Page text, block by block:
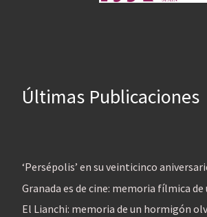
Últimas Publicaciones
‘Persépolis’ en su veinticinco
Granada es de cine: memoria fílmica
El Lianchi: memoria de un hormigón